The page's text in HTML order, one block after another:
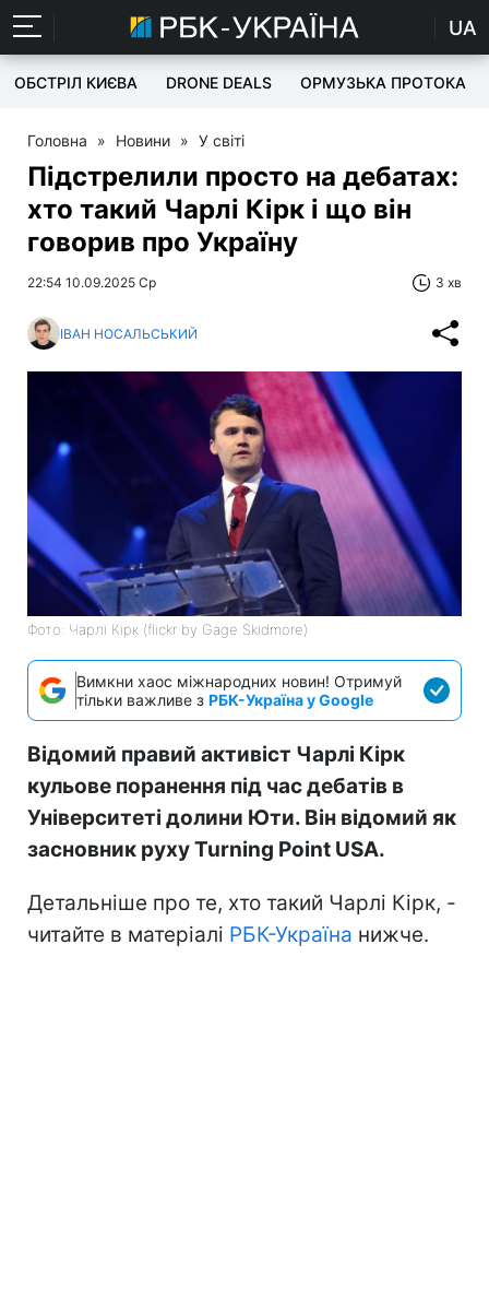
UA
ОБСТРІЛ КИЄВА DRONE DEALS ОРМУЗЬКА ПРОТОКА
Головна » Новини » У світі
Підстрелили просто на дебатах:
хто такий Чарлі Кірк і що він
говорив про Україну
22:54 10.09.2025 Ср 3 хв
ІВАН НОСАЛЬСЬКИЙ
Фото: Чарлі Кірк (flickr by Gage Skidmore)
Вимкни хаос міжнародних новин! Отримуй
тільки важливе з РБК-Україна у Google
Відомий правий активіст Чарлі Кірк
кульове поранення під час дебатів в
Університеті долини Юти. Він відомий як
засновник руху Turning Point USA.
Детальніше про те, хто такий Чарлі Кірк, -
читайте в матеріалі РБК-Україна нижче.